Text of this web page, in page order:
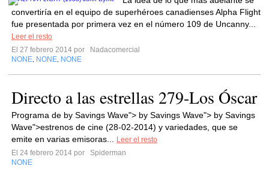
convertiría en el equipo de superhéroes canadienses Alpha Flight
fue presentada por primera vez en el número 109 de Uncanny...
Leer el resto
El 27 febrero 2014 por
Nadacomercial
NONE NONE NONE
Directo a las estrellas 279-Los Óscar
Programa de by Savings Wave"> by Savings Wave"> by Savings
Wave">estrenos de cine (28-02-2014) y variedades, que se
emite en varias emisoras...
Leer el resto
El 24 febrero 2014 por
Spiderman
NONE